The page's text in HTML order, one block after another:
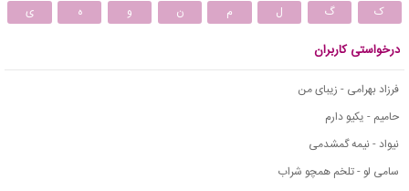
ک
گ ل م ن و ه ی
درخواستی کاربران
فرزاد بهرامی - زیبای من
حامیم - یکیو دارم
نیواد - نیمه گمشدمی
سامی لو - تلخم همچو شراب